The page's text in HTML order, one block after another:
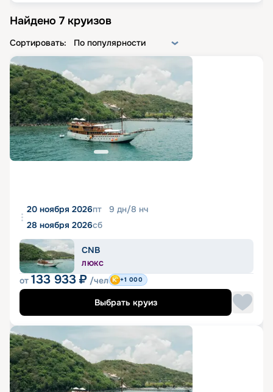
Найдено 7 круизов
Сортировать: По популярности
20 ноября 2026пт 9 дн/8 нч
28 ноября 2026сб
CNB
ЛЮКС
от 133 933 ₽ /чел +1 000
Выбрать круиз